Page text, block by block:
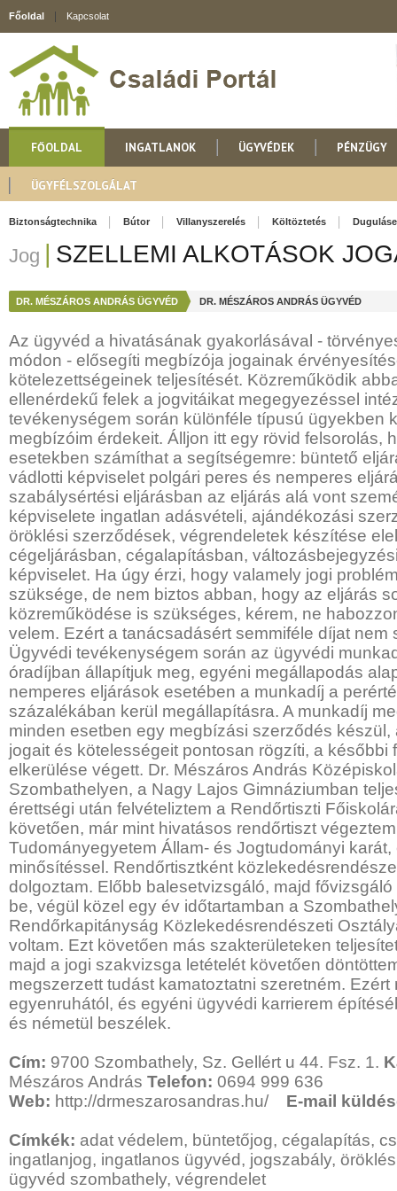
Főoldal Kapcsolat
FŐOLDAL INGATLANOK ÜGYVÉDEK PÉNZÜGY
ÜGYFÉLSZOLGÁLAT
Biztonságtechnika Bútor Villanyszerelés Költöztetés
Jog | SZELLEMI ALKOTÁSOK
DR. MÉSZÁROS ANDRÁS ÜGYVÉD DR. MÉSZÁROS ANDRÁS ÜGYVÉD
Az ügyvéd a hivatásának gyakorlásával -
módon - elősegíti megbízója jogainak
kötelezettségeinek teljesítését. Közreműködik
ellenérdekű felek a jogvitáikat megegyezéssel
tevékenységem során különféle típusú ügyekben
megbízóim érdekeit. Álljon itt egy rövid felsorolás,
esetekben számíthat a segítségemre: büntető
vádlotti képviselet polgári peres és nemperes
szabálysértési eljárásban az eljárás alá vont
képviselete ingatlan adásvételi, ajándékozási
öröklési szerződések, végrendeletek készítése
cégeljárásban, cégalapításban,
képviselet. Ha úgy érzi, hogy valamely jogi
szüksége, de nem biztos abban, hogy az eljárás
közreműködése is szükséges, kérem, ne
velem. Ezért a tanácsadásért semmiféle díjat nem
Ügyvédi tevékenységem során az ügyvédi
óradíjban állapítjuk meg, egyéni megállapodás
nemperes eljárások esetében a munkadíj a
százalékában kerül megállapításra. A munkadíj
minden esetben egy megbízási szerződés készül,
jogait és kötelességeit pontosan rögzíti, a későbbi
elkerülése végett. Dr. Mészáros András
Szombathelyen, a Nagy Lajos Gimnáziumban
érettségi után felvételiztem a Rendőrtiszti
követően, már mint hivatásos rendőrtiszt
Tudományegyetem Állam- és Jogtudományi karát,
minősítéssel. Rendőrtisztként
dolgoztam. Előbb balesetvizsgáló, majd
be, végül közel egy év időtartamban a
Rendőrkapitányság Közlekedésrendészeti
voltam. Ezt követően más szakterületeken
majd a jogi szakvizsga letételét követően
megszerzett tudást kamatoztatni szeretném. Ezért
egyenruhától, és egyéni ügyvédi karrierem
és németül beszélek.
Cím: 9700 Szombathely, Sz. Gellért u 44. Fsz. 1.
Mészáros András Telefon: 0694 999 636
Web: http://drmeszarosandras.hu/ E-mail
Címkék: adat védelem, büntetőjog, cégalapítás,
ingatlanjog, ingatlanos ügyvéd, jogszabály,
ügyvéd szombathely, végrendelet